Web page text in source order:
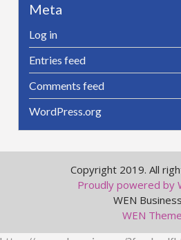
Meta
Log in
Entries feed
Comments feed
WordPress.org
Copyright 2019. All
Proudly powered by
WEN
WEN